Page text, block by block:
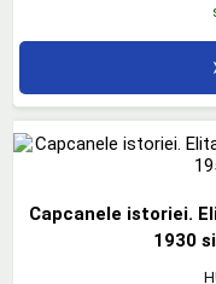
Capcanele istoriei.
1930